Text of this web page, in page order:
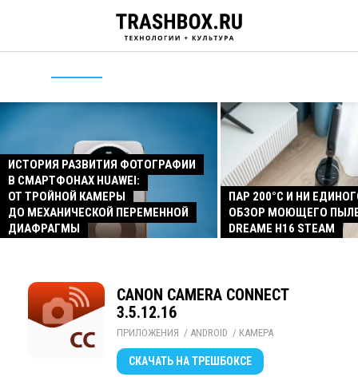
ИСТОРИЯ РАЗВИТИЯ ФОТОГРАФИИ
В СМАРТФОНАХ HUAWEI:
ОТ ТРОЙНОЙ КАМЕРЫ
ДО МЕХАНИЧЕСКОЙ ПЕРЕМЕННОЙ
ДИАФРАГМЫ
ПАР 200°C И НИ
ОБЗОР МОЮЩЕГО
DREAME H16 STEAM
CANON CAMERA CONNECT
3.5.12.16
ПРИЛОЖЕНИЯ / ANDROID / КАМЕРА
СКАЧАТЬ НА ТРЕШБОКСЕ